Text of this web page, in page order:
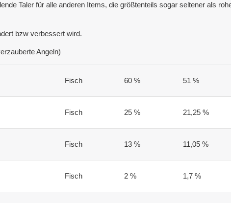
Taler für alle anderen Items, die größtenteils sogar seltener als
bzw verbessert wird.
Angeln)
Fisch 60 % 51 %
Fisch 25 % 21,25 %
Fisch 13 % 11,05 %
Fisch 2 % 1,7 %